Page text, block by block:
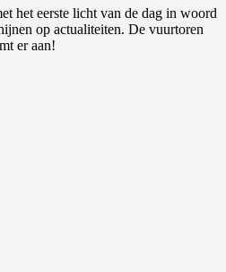
het eerste licht van de dag in woord
op actualiteiten. De vuurtoren
er aan!